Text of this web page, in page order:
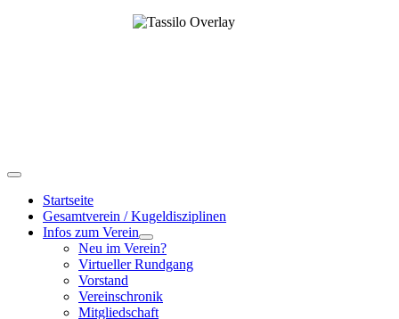
Startseite
Gesamtverein / Kugeldisziplinen
Infos zum Verein
Neu im Verein?
Virtueller Rundgang
Vorstand
Vereinschronik
Mitgliedschaft